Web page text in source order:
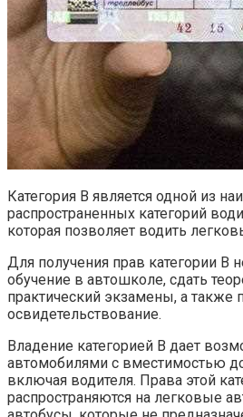
Категория B является одной из
распространенных категорий
которая позволяет водить
Для получения прав категории B
обучение в автошколе, сдать
практический экзамены, а также
освидетельствование.
Владение категорией B дает
автомобилями с вместимостью
включая водителя. Права этой
распространяются на легковые